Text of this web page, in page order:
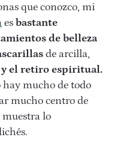
que conozco, mi
es bastante
de belleza
de arcilla,
y el retiro espiritual.
hay mucho de todo
mucho centro de
lo